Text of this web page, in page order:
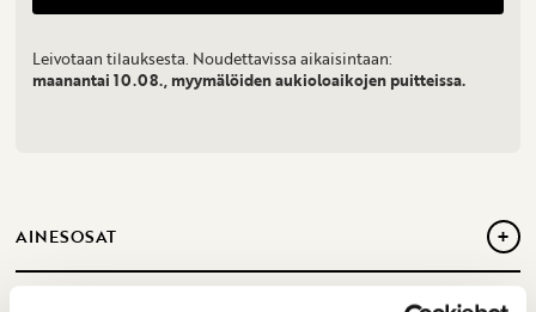
Leivotaan tilauksesta. Noudettavissa aikaisintaan:
maanantai 10.08., myymälöiden aukioloaikojen puitteissa.
AINESOSAT +
tuorejuusto+